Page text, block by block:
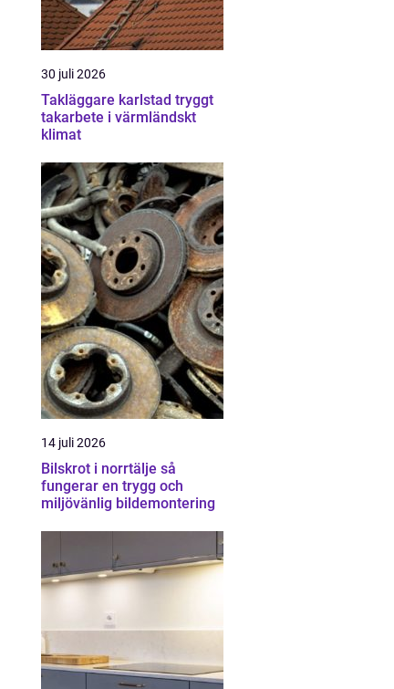
30 juli 2026
Takläggare karlstad tryggt
takarbete i värmländskt
klimat
14 juli 2026
Bilskrot i norrtälje så
fungerar en trygg och
miljövänlig bildemontering